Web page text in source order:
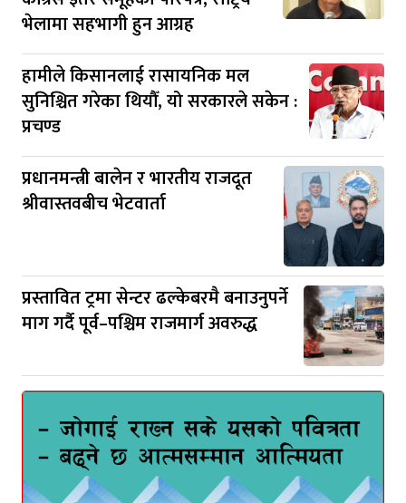
भेलामा सहभागी हुन आग्रह
हामीले किसानलाई रासायनिक मल
सुनिश्चित गरेका थियौँ, यो सरकारले सकेन :
प्रचण्ड
प्रधानमन्त्री बालेन र भारतीय राजदूत
श्रीवास्तवबीच भेटवार्ता
प्रस्तावित ट्रमा सेन्टर ढल्केबरमै बनाउनुपर्ने
माग गर्दै पूर्व–पश्चिम राजमार्ग अवरुद्ध